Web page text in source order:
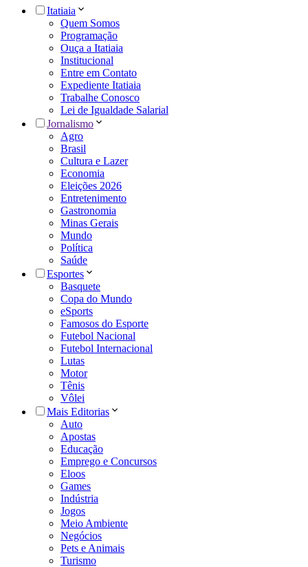
Itatiaia
Quem Somos
Programação
Ouça a Itatiaia
Institucional
Entre em Contato
Expediente Itatiaia
Trabalhe Conosco
Lei de Igualdade Salarial
Jornalismo
Agro
Brasil
Cultura e Lazer
Economia
Eleições 2026
Entretenimento
Gastronomia
Minas Gerais
Mundo
Política
Saúde
Esportes
Basquete
Copa do Mundo
eSports
Famosos do Esporte
Futebol Nacional
Futebol Internacional
Lutas
Motor
Tênis
Vôlei
Mais Editorias
Auto
Apostas
Educação
Emprego e Concursos
Eloos
Games
Indústria
Jogos
Meio Ambiente
Negócios
Pets e Animais
Turismo